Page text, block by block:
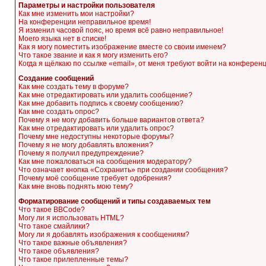
Параметры и настройки пользователя
Как мне изменить мои настройки?
На конференции неправильное время!
Я изменил часовой пояс, но время всё равно неправильное!
Моего языка нет в списке!
Как я могу поместить изображение вместе со своим именем?
Что такое звание и как я могу изменить его?
Когда я щёлкаю по ссылке «email», от меня требуют войти на
Создание сообщений
Как мне создать тему в форуме?
Как мне отредактировать или удалить сообщение?
Как мне добавить подпись к своему сообщению?
Как мне создать опрос?
Почему я не могу добавить больше вариантов ответа?
Как мне отредактировать или удалить опрос?
Почему мне недоступны некоторые форумы?
Почему я не могу добавлять вложения?
Почему я получил предупреждение?
Как мне пожаловаться на сообщения модератору?
Что означает кнопка «Сохранить» при создании сообщения?
Почему моё сообщение требует одобрения?
Как мне вновь поднять мою тему?
Форматирование сообщений и типы создаваемых тем
Что такое BBCode?
Могу ли я использовать HTML?
Что такое смайлики?
Могу ли я добавлять изображения к сообщениям?
Что такое важные объявления?
Что такое объявления?
Что такое прилепленные темы?